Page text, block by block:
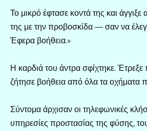
Το μικρό έφτασε κοντά της και
της με την προβοσκίδα — σαν να
Έφερα βοήθεια.»
Η καρδιά του άντρα σφίχτηκε.
ζήτησε βοήθεια από όλα τα οχήματα
Σύντομα άρχισαν οι τηλεφωνικές
υπηρεσίες προστασίας της φύσης,